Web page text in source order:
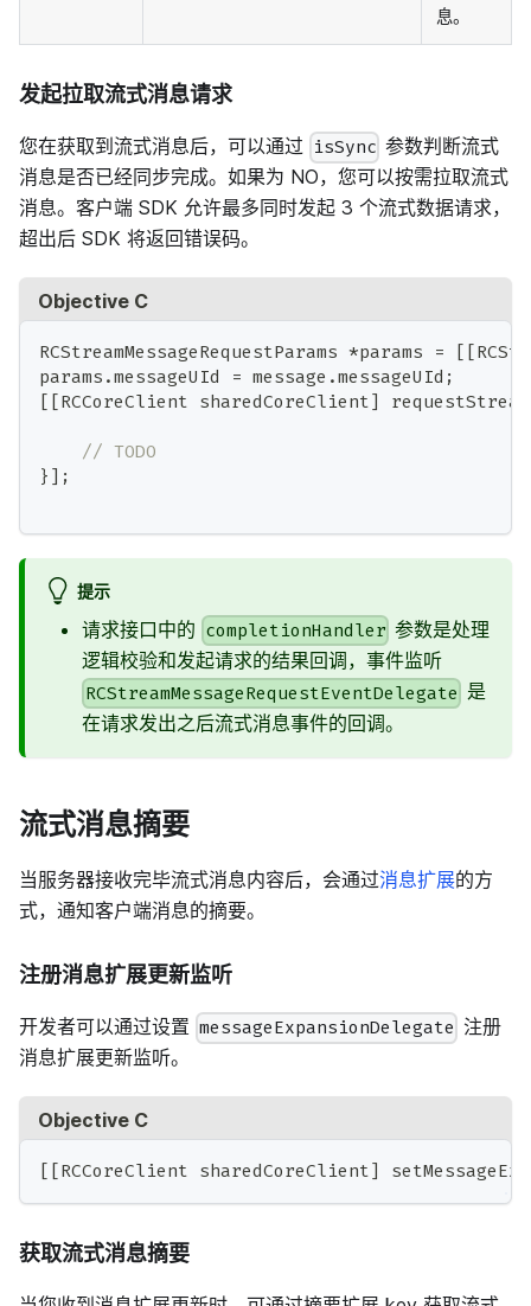
息。
发起拉取流式消息请求
您在获取到流式消息后，可以通过 isSync 参数判断流式
消息是否已经同步完成。如果为 NO，您可以按需拉取流式
消息。客户端 SDK 允许最多同时发起 3 个流式数据请求，
超出后 SDK 将返回错误码。
Objective C
RCStreamMessageRequestParams *params = [ [
params .messageUId = message .messageUId ;
[ [RCCoreClient sharedCoreClient]
// TODO
} ] ;
提示
请求接口中的 completionHandler 参数是处理
逻辑校验和发起请求的结果回调，事件监听
RCStreamMessageRequestEventDelegate 是
在请求发出之后流式消息事件的回调。
流式消息摘要
当服务器接收完毕流式消息内容后，会通过消息扩展的方
式，通知客户端消息的摘要。
注册消息扩展更新监听
开发者可以通过设置 messageExpansionDelegate 注册
消息扩展更新监听。
Objective C
[ [RCCoreClient sharedCoreClient]
获取流式消息摘要